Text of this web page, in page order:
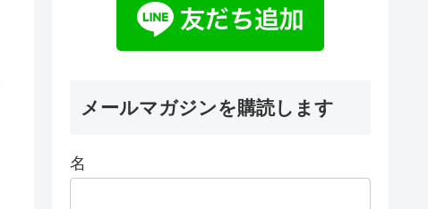
メールマガジンを購読します
名